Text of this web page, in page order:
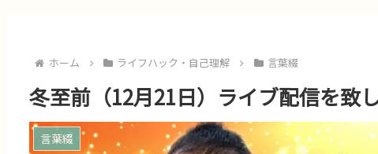
ホーム ライフハック・自己理解 言葉綴
冬至前（12月21日）ライブ配信を致
言葉綴